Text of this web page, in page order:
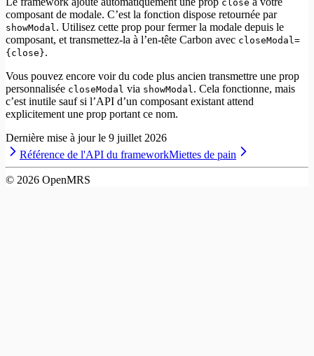
close
composant de modale. C’est la fonction dispose retournée par
showModal. Utilisez cette prop pour fermer la modale depuis le
composant, et transmettez-la à l’en-tête Carbon avec closeModal=
{close}.
Vous pouvez encore voir du code plus ancien transmettre une prop
personnalisée closeModal via showModal. Cela fonctionne, mais
c’est inutile sauf si l’API d’un composant existant attend
explicitement une prop portant ce nom.
Dernière mise à jour le 9 juillet 2026
Référence de l'API du frameworkMiettes de pain
© 2026 OpenMRS